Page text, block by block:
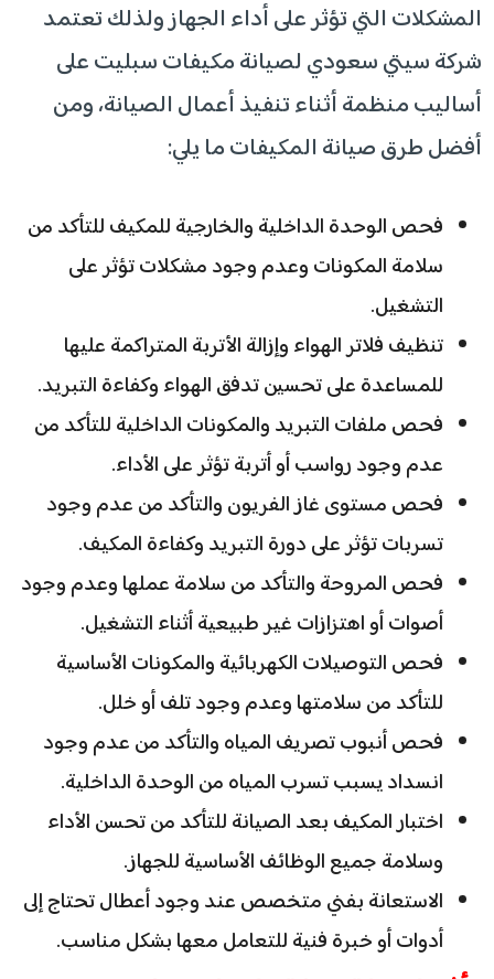
المشكلات التي تؤثر على أداء الجهاز ولذلك تعتمد
شركة سيتي سعودي لصيانة مكيفات سبليت على
أساليب منظمة أثناء تنفيذ أعمال الصيانة، ومن
أفضل طرق صيانة المكيفات ما يلي:
فحص الوحدة الداخلية والخارجية للمكيف للتأكد من
سلامة المكونات وعدم وجود مشكلات تؤثر على
التشغيل.
تنظيف فلاتر الهواء وإزالة الأتربة المتراكمة عليها
للمساعدة على تحسين تدفق الهواء وكفاءة التبريد.
فحص ملفات التبريد والمكونات الداخلية للتأكد من
عدم وجود رواسب أو أتربة تؤثر على الأداء.
فحص مستوى غاز الفريون والتأكد من عدم وجود
تسربات تؤثر على دورة التبريد وكفاءة المكيف.
فحص المروحة والتأكد من سلامة عملها وعدم وجود
أصوات أو اهتزازات غير طبيعية أثناء التشغيل.
فحص التوصيلات الكهربائية والمكونات الأساسية
للتأكد من سلامتها وعدم وجود تلف أو خلل.
فحص أنبوب تصريف المياه والتأكد من عدم وجود
انسداد يسبب تسرب المياه من الوحدة الداخلية.
اختبار المكيف بعد الصيانة للتأكد من تحسن الأداء
وسلامة جميع الوظائف الأساسية للجهاز.
الاستعانة بفني متخصص عند وجود أعطال تحتاج إلى
أدوات أو خبرة فنية للتعامل معها بشكل مناسب.